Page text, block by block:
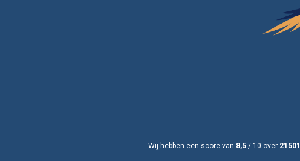
Wij hebben een score van 8,5 / 10 over 21501